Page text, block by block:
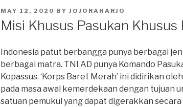
POSTED
MAY 12, 2020 BY JOJORAHARJO
Misi Khusus Pasukan
Indonesia patut berbangga punya berbagai
berbagai matra. TNI AD punya Komando
Kopassus. ‘Korps Baret Merah’ ini didirikan
pada masa awal kemerdekaan dengan tujuan
satuan pemukul yang dapat digerakkan